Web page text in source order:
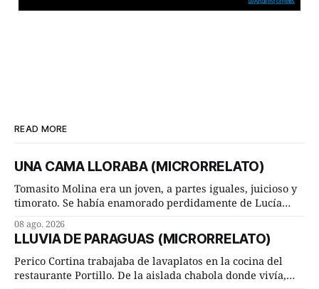
READ MORE
UNA CAMA LLORABA (MICRORRELATO)
Tomasito Molina era un joven, a partes iguales, juicioso y
timorato. Se había enamorado perdidamente de Lucía
ambos les iba de maravilla. Pero mantenían absoluta
discrepancia en un deseo ineluctable por parte de ella.
Lucía Arriate quería que ellos
08 ago. 2026
LLUVIA DE PARAGUAS (MICRORRELATO)
Perico Cortina trabajaba de lavaplatos en la cocina del
restaurante Portillo. De la aislada chabola donde vivía,